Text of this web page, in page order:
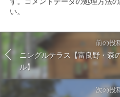
る
い。
前の投
ニングルテラス【富良野・森
ル】
次の投